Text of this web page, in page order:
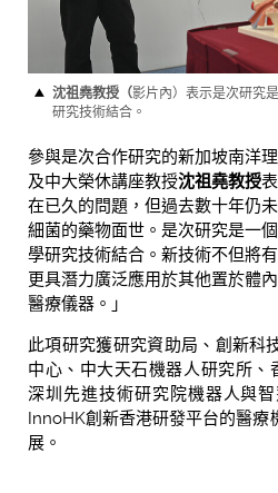
沈祖堯教授（影片內）表示是次研究
研究技術結合。
參與是次合作研究的新加坡南洋
及中大榮休講座教授沈祖堯教授
在已久的問題，但過去數十年仍
細菌的藥物面世。是次研究是一
學研究技術結合。新技術不但將
更具潛力廣泛應用於其他置於體
醫療儀器。」
此項研究獲研究資助局、創新科
中心、中大天石機器人研究所
深圳先進技術研究院機器人與
InnoHK創新香港研發平台的醫療
展。